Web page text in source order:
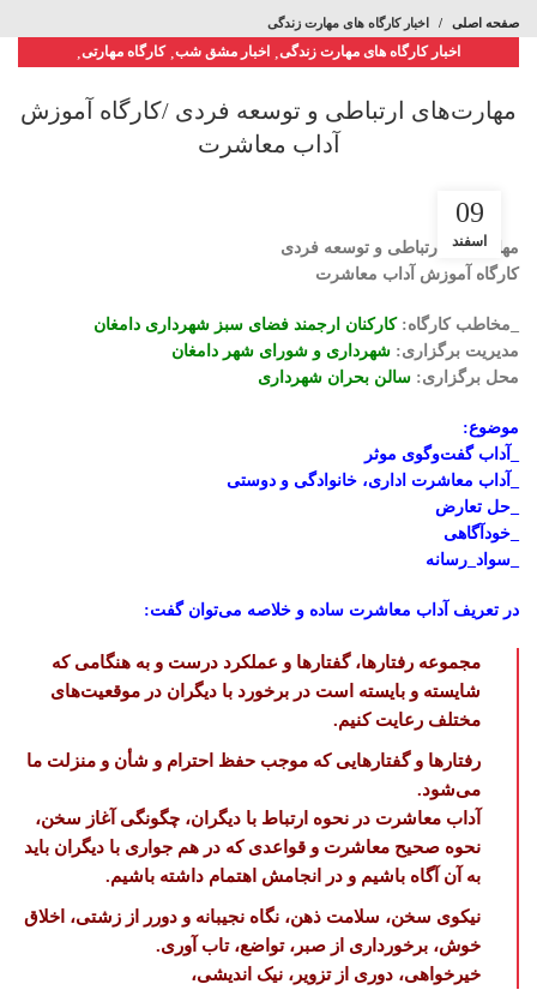
صفحه اصلی اخبار کارگاه های مهارت زندگی
اخبار کارگاه های مهارت زندگی اخبار مشق شب ,کارگاه مهارتی
مهارت‌های ارتباطی و توسعه فردی /کارگاه آموزش
آداب معاشرت
09
اسفند
مهارت‌های ارتباطی و توسعه فردی
کارگاه آموزش آداب معاشرت
_مخاطب کارگاه:کارکنان ارجمند فضای سبز شهرداری دامغان
مدیریت برگزاری: شهرداری و شورای شهر دامغان
محل برگزاری: سالن بحران شهرداری
موضوع:
_آداب گفت‌و‌گوی موثر
_آداب معاشرت اداری، خانوادگی و دوستی
_حل تعارض
_خودآگاهی
_سواد_رسانه
در تعریف آداب معاشرت ساده و خلاصه می‌توان گفت:
مجموعه رفتارها، گفتارها و عملکرد درست و به هنگامی که
شایسته و بایسته است در برخورد با دیگران در موقعیت‌های
مختلف رعایت کنیم.
رفتارها و گفتارهایی که موجب حفظ احترام و شأن و منزلت ما
می‌شود.
آداب معاشرت در نحوه ارتباط با دیگران، چگونگی آغاز سخن،
نحوه صحیح معاشرت و قواعدی که در هم جواری با دیگران باید
به آن آگاه باشیم و در انجامش اهتمام داشته باشیم.
نیکوی سخن، سلامت ذهن، نگاه نجیبانه و دورر از زشتی، اخلاق
خوش، برخورداری از صبر، تواضع، تاب آوری.
خیرخواهی، دوری از تزویر، نیک اندیشی،